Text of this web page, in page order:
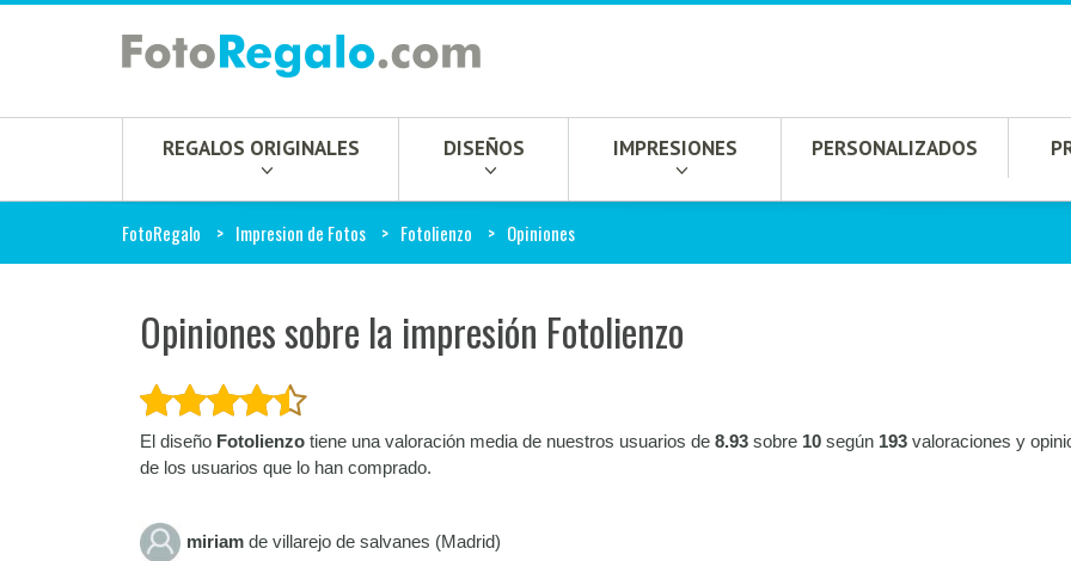
REGALOS ORIGINALES DISEÑOS IMPRESIONES PERSONALIZADOS
FotoRegalo Impresion de Fotos Fotolienzo Opiniones
Opiniones sobre la impresión Fotolienzo
El diseño Fotolienzo tiene una valoración media de nuestros usuarios de 8.93 sobre 10 según 193 valoraciones y
de los usuarios que lo han comprado.
miriam de villarejo de salvanes (Madrid)